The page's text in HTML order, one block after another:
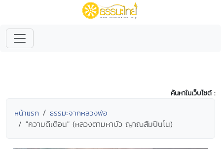
ค้นหาในเว็บไซต์ :
หน้าแรก ธรรมะจากหลวงพ่อ
"ความดีเตือน" (หลวงตามหาบัว ญาณสัมปันโน)